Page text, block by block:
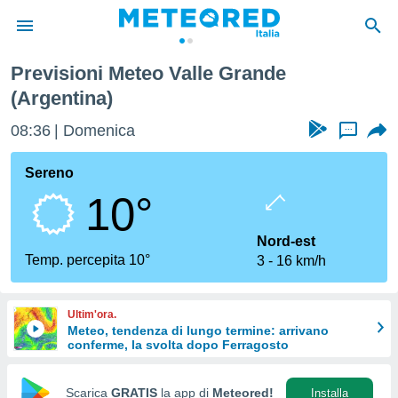
di
per
di
Web
le
Previsioni Meteo Valle Grande
(Argentina)
08:36 Domenica ...
Sereno
10°
Temp. percepita 10°
Nord-est
3
16 km/h
Ultim'ora.
Meteo, tendenza di lungo termine: arrivano
conferme, la svolta dopo Ferragosto
Scarica GRATIS la app di Meteored! Installa